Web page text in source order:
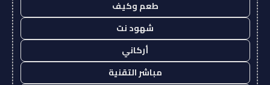
طعم وكيف
شهود نت
أركاني
مباشر التقنية